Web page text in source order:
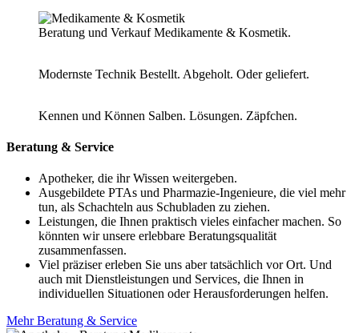
Beratung und Verkauf Medikamente & Kosmetik.
Modernste Technik Bestellt. Abgeholt. Oder geliefert.
Kennen und Können Salben. Lösungen. Zäpfchen.
Beratung & Service
Apotheker, die ihr Wissen weitergeben.
Ausgebildete PTAs und Pharmazie-Ingenieure, die viel mehr
tun, als Schachteln aus Schubladen zu ziehen.
Leistungen, die Ihnen praktisch vieles einfacher machen. So
könnten wir unsere erlebbare Beratungsqualität
zusammenfassen.
Viel präziser erleben Sie uns aber tatsächlich vor Ort. Und
auch mit Dienstleistungen und Services, die Ihnen in
individuellen Situationen oder Herausforderungen helfen.
Mehr Beratung & Service